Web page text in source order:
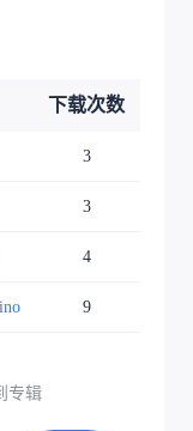
下载次数
3
3
4
9
专辑